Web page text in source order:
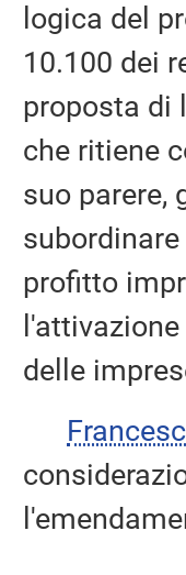
logica del
10.100 dei
proposta di
che ritiene
suo parere,
profitto
delle